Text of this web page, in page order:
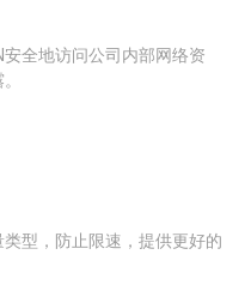
全地访问公司内部网络资
型，防止限速，提供更好的